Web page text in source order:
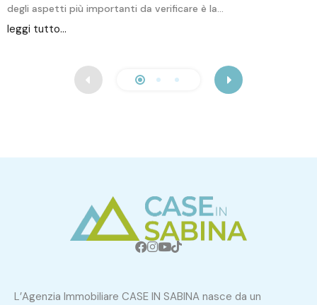
degli aspetti più importanti da verificare è la…
leggi tutto...
L’Agenzia Immobiliare CASE IN SABINA nasce da un